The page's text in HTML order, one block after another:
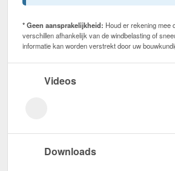
* Geen aansprakelijkheid: Houd er rekening mee
verschillen afhankelijk van de windbelasting of
informatie kan worden verstrekt door uw
Videos
Downloads